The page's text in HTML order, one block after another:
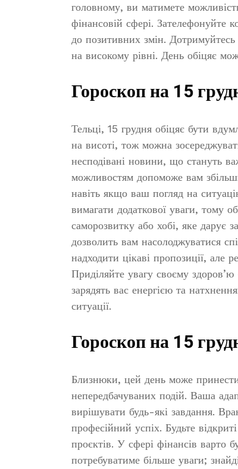
головному, ви матимете
фінансовій сфері. Зателефонуйте
до позитивних змін.
на високому рівні. День обіцяє
Гороскоп на 15
Тельці, 15 грудня обіцяє бути
на висоті, тож можна
несподівані новини, що стануть
можливостям допоможе вам
навіть якщо ваш погляд на
вимагати додаткової уваги, тому
саморозвитку або хобі, яке дарує
дозволить вам насолоджуватися
надходити цікаві пропозиції, але
Приділяйте увагу своєму
зарядять вас енергією та
ситуації.
Гороскоп на 15
Близнюки, цей день може принести
непередбачуваних подій. Ваша
вирішувати будь-які завдання.
професійний успіх. Будьте
проєктів. У сфері фінансів варто
потребуватиме більше уваги;